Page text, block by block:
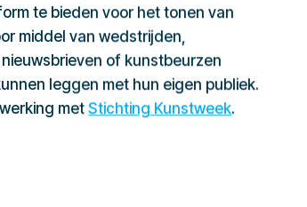
te bieden voor het tonen van
middel van wedstrijden,
of kunstbeurzen
leggen met hun eigen publiek.
metStichting Kunstweek.